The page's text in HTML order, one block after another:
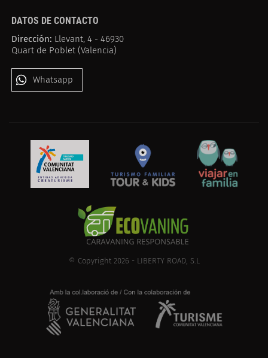
DATOS DE CONTACTO
Dirección: Llevant, 4 - 46930
Quart de Poblet (Valencia)
Whatsapp
© Copyright 2026 - LIBERTY ROAD, S.L